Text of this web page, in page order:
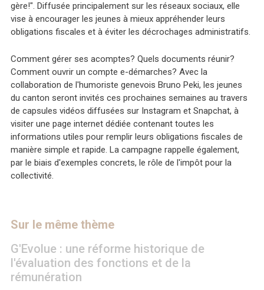
Sur le même thème
G'Evolue : une réforme historique de
l'évaluation des fonctions et de la
rémunération
gère!". Diffusée principalement sur les réseaux sociaux, elle
vise à encourager les jeunes à mieux appréhender leurs
obligations fiscales et à éviter les décrochages administratifs.
Comment gérer ses acomptes? Quels documents réunir?
Comment ouvrir un compte e-démarches? Avec la
collaboration de l'humoriste genevois Bruno Peki, les jeunes
du canton seront invités ces prochaines semaines au travers
de capsules vidéos diffusées sur Instagram et Snapchat, à
visiter une page internet dédiée contenant toutes les
informations utiles pour remplir leurs obligations fiscales de
manière simple et rapide. La campagne rappelle également,
par le biais d'exemples concrets, le rôle de l'impôt pour la
collectivité.